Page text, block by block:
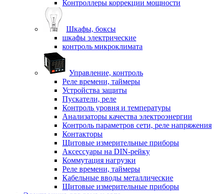
Контроллеры коррекции мощности
Шкафы, боксы
шкафы электрические
контроль микроклимата
Управление, контроль
Реле времени, таймеры
Устройства защиты
Пускатели, реле
Контроль уровня и температуры
Анализаторы качества электроэнергии
Контроль параметров сети, реле напряжения
Контакторы
Щитовые измерительные приборы
Аксессуары на DIN-рейку
Коммутация нагрузки
Реле времени, таймеры
Кабельные вводы металлические
Щитовые измерительные приборы